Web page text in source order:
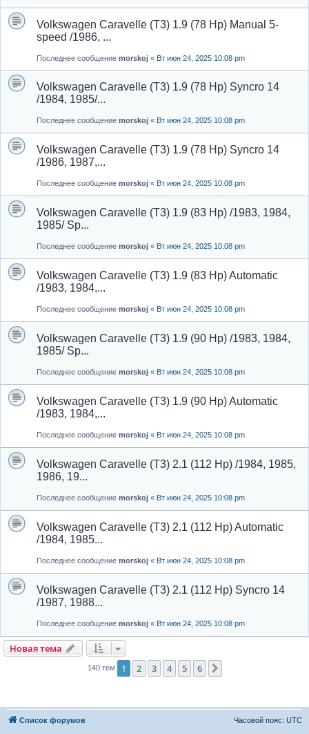
Volkswagen Caravelle (T3) 1.9 (78 Hp) Manual 5-
speed /1986, ...
Последнее сообщение morskoj « Вт июн 24, 2025 10:08 pm
Volkswagen Caravelle (T3) 1.9 (78 Hp) Syncro 14
/1984, 1985/...
Последнее сообщение morskoj « Вт июн 24, 2025 10:08 pm
Volkswagen Caravelle (T3) 1.9 (78 Hp) Syncro 14
/1986, 1987,...
Последнее сообщение morskoj « Вт июн 24, 2025 10:08 pm
Volkswagen Caravelle (T3) 1.9 (83 Hp) /1983, 1984,
1985/ Sp...
Последнее сообщение morskoj « Вт июн 24, 2025 10:08 pm
Volkswagen Caravelle (T3) 1.9 (83 Hp) Automatic
/1983, 1984,...
Последнее сообщение morskoj « Вт июн 24, 2025 10:08 pm
Volkswagen Caravelle (T3) 1.9 (90 Hp) /1983, 1984,
1985/ Sp...
Последнее сообщение morskoj « Вт июн 24, 2025 10:08 pm
Volkswagen Caravelle (T3) 1.9 (90 Hp) Automatic
/1983, 1984,...
Последнее сообщение morskoj « Вт июн 24, 2025 10:08 pm
Volkswagen Caravelle (T3) 2.1 (112 Hp) /1984, 1985,
1986, 19...
Последнее сообщение morskoj « Вт июн 24, 2025 10:08 pm
Volkswagen Caravelle (T3) 2.1 (112 Hp) Automatic
/1984, 1985...
Последнее сообщение morskoj « Вт июн 24, 2025 10:08 pm
Volkswagen Caravelle (T3) 2.1 (112 Hp) Syncro 14
/1987, 1988...
Последнее сообщение morskoj « Вт июн 24, 2025 10:08 pm
Новая тема
140 тем 1 2 3 4 5 6
Список форумов Часовой пояс: UTC